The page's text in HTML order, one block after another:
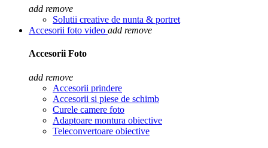
add remove
Solutii creative de nunta & portret
Accesorii foto video add remove
Accesorii Foto
add remove
Accesorii prindere
Accesorii si piese de schimb
Curele camere foto
Adaptoare montura obiective
Teleconvertoare obiective